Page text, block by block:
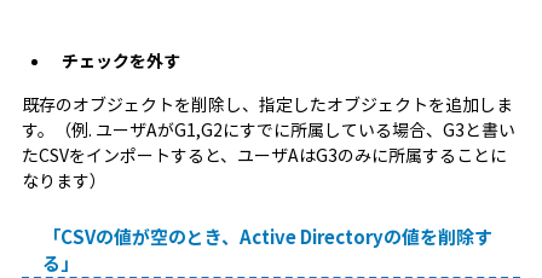
チェックを外す
既存のオブジェクトを削除し、指定したオブジェクトを追加しま
す。（例. ユーザAがG1,G2にすでに所属している場合、G3と書い
たCSVをインポートすると、ユーザAはG3のみに所属することに
なります）
「CSVの値が空のとき、Active Directoryの値を削除す
る」